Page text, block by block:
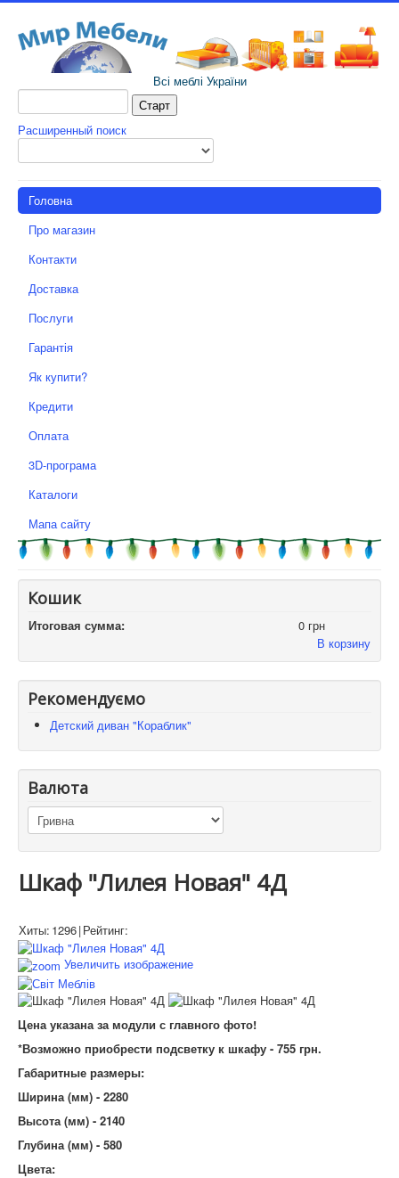
Всі меблі України
Расширенный поиск
Головна
Про магазин
Контакти
Доставка
Послуги
Гарантія
Як купити?
Кредити
Оплата
3D-програма
Каталоги
Мапа сайту
Кошик
Итоговая сумма:
0 грн
В корзину
Рекомендуємо
Детский диван "Кораблик"
Валюта
Шкаф "Лилея Новая" 4Д
Хиты: 1296|Рейтинг:
Увеличить изображение
Цена указана за модули с главного фото!
*Возможно приобрести подсветку к шкафу - 755 грн.
Габаритные размеры:
Ширина (мм) - 2280
Высота (мм) - 2140
Глубина (мм) - 580
Цвета: